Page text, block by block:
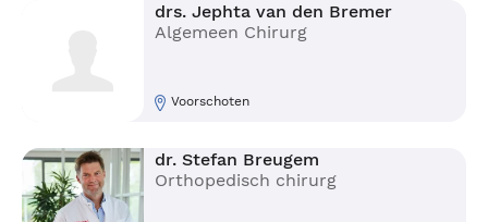
drs. Jephta van den Bremer
Algemeen Chirurg
Voorschoten
dr. Stefan Breugem
Orthopedisch chirurg